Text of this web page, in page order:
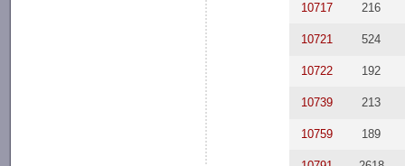
10717 216
10721 524
10722 192
10739 213
10759 189